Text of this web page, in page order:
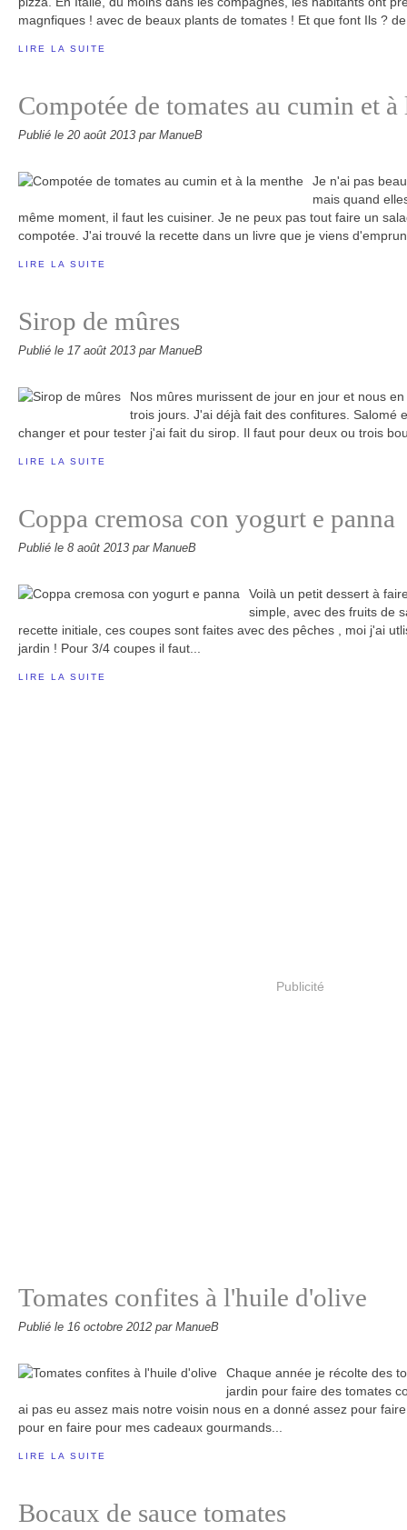
magnfiques ! avec de beaux plants de tomates ! Et que font Ils ?
LIRE LA SUITE
Compotée de tomates au cumin et à
Publié le 20 août 2013 par ManueB
Je n'ai pas
mais quand
même moment, il faut les cuisiner. Je ne peux pas tout faire un
compotée. J'ai trouvé la recette dans un livre que je viens
LIRE LA SUITE
Sirop de mûres
Publié le 17 août 2013 par ManueB
Nos mûres murissent de jour en jour et nous
trois jours. J'ai déjà fait des confitures. Salomé
changer et pour tester j'ai fait du sirop. Il faut pour deux ou trois
LIRE LA SUITE
Coppa cremosa con yogurt e panna
Publié le 8 août 2013 par ManueB
Voilà un petit dessert à
simple, avec des fruits de
recette initiale, ces coupes sont faites avec des pêches , moi j'ai
jardin ! Pour 3/4 coupes il faut...
LIRE LA SUITE
Publicité
Tomates confites à l'huile d'olive
Publié le 16 octobre 2012 par ManueB
Chaque année je récolte des
jardin pour faire des tomates
ai pas eu assez mais notre voisin nous en a donné assez pour
pour en faire pour mes cadeaux gourmands...
LIRE LA SUITE
Bocaux de sauce tomates